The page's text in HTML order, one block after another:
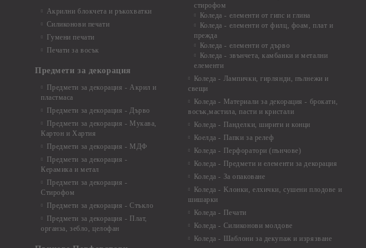
Акрилни блокчета и ръкохватки
Силиконови печати
Гумени печати
Печати за восък
Предмети за декорация
Предмети за декорация - Акрил и
пластмаса
Предмети за декорация - Дърво
Предмети за декорация - Мукава,
Картон и Хартия
Предмети за декорация - МДФ
Предмети за декорация -
Керамика и метал
Предмети за декорация -
Стирофом
Предмети за декорация - Стъкло
Предмети за декорация - Плат,
органза, зебло, целофан
стирофом
Коледа - елементи от гипс и глина
Коледа - елементи от филц, фоам, плат и
прежда
Коледа - елементи от дърво
Коледа - звънчета, камбанки и метални
елементи
Коледа - Лампички, гирлянди, пълнежи и
свещи
Коледа - Материали за декорация - брокати,
восък,мастила, пасти и кристали
Коледа - Панделки, ширити и конци
Коелда - Папки за релеф
Коледа - Перфоратори (пънчове)
Коледа - Предмети и елементи за декорация
Коледа - За опаковане
Коледа - Kлонки, елхички, сушени плодове и
шишарки
Коледа - Печати
Коледа - Силиконови молдове
Коледа - Шаблони за декупаж и изрязване